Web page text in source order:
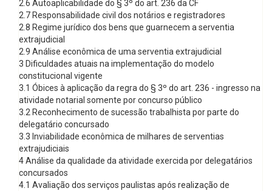
2.6 Autoaplicabilidade do § 3º do art. 236 da CF
2.7 Responsabilidade civil dos notários e registradores
2.8 Regime jurídico dos bens que guarnecem a serventia
extrajudicial
2.9 Análise econômica de uma serventia extrajudicial
3 Dificuldades atuais na implementação do modelo
constitucional vigente
3.1 Óbices à aplicação da regra do § 3º do art. 236 - ingresso na
atividade notarial somente por concurso público
3.2 Reconhecimento de sucessão trabalhista por parte do
delegatário concursado
3.3 Inviabilidade econômica de milhares de serventias
extrajudiciais
4 Análise da qualidade da atividade exercida por delegatários
concursados
4.1 Avaliação dos serviços paulistas após realização de